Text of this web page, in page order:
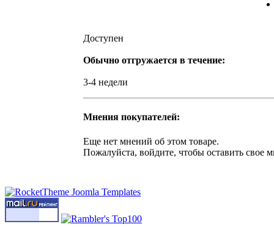
Доступен
Обычно отгружается в течение:
3-4 недели
Мнения покупателей:
Еще нет мнений об этом товаре.
Пожалуйста, войдите, чтобы оставить свое